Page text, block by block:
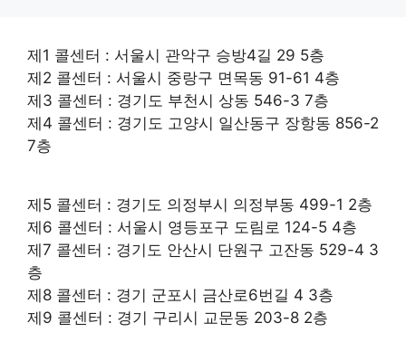
제1 콜센터 : 서울시 관악구 승방4길 29 5층
제2 콜센터 : 서울시 중랑구 면목동 91-61 4층
제3 콜센터 : 경기도 부천시 상동 546-3 7층
제4 콜센터 : 경기도 고양시 일산동구 장항동 856-2
7층
제5 콜센터 : 경기도 의정부시 의정부동 499-1 2층
제6 콜센터 : 서울시 영등포구 도림로 124-5 4층
제7 콜센터 : 경기도 안산시 단원구 고잔동 529-4 3
층
제8 콜센터 : 경기 군포시 금산로6번길 4 3층
제9 콜센터 : 경기 구리시 교문동 203-8 2층